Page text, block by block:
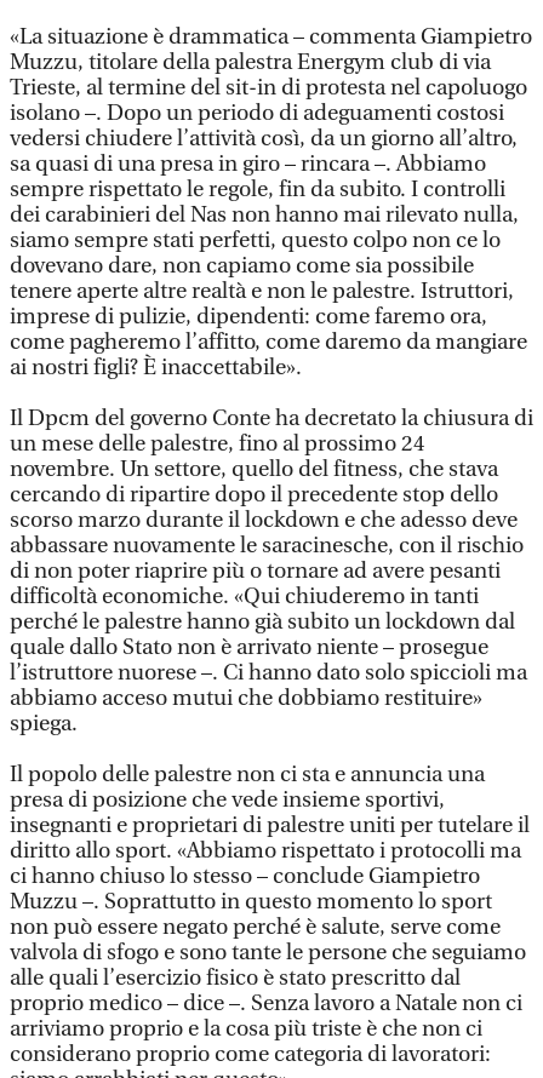
«La situazione è drammatica – commenta Giampietro
Muzzu, titolare della palestra Energym club di via
Trieste, al termine del sit-in di protesta nel capoluogo
isolano –. Dopo un periodo di adeguamenti costosi
vedersi chiudere l’attività così, da un giorno all’altro,
sa quasi di una presa in giro – rincara –. Abbiamo
sempre rispettato le regole, fin da subito. I controlli
dei carabinieri del Nas non hanno mai rilevato nulla,
siamo sempre stati perfetti, questo colpo non ce lo
dovevano dare, non capiamo come sia possibile
tenere aperte altre realtà e non le palestre. Istruttori,
imprese di pulizie, dipendenti: come faremo ora,
come pagheremo l’affitto, come daremo da mangiare
ai nostri figli? È inaccettabile».
Il Dpcm del governo Conte ha decretato la chiusura di
un mese delle palestre, fino al prossimo 24
novembre. Un settore, quello del fitness, che stava
cercando di ripartire dopo il precedente stop dello
scorso marzo durante il lockdown e che adesso deve
abbassare nuovamente le saracinesche, con il rischio
di non poter riaprire più o tornare ad avere pesanti
difficoltà economiche. «Qui chiuderemo in tanti
perché le palestre hanno già subito un lockdown dal
quale dallo Stato non è arrivato niente – prosegue
l’istruttore nuorese –. Ci hanno dato solo spiccioli ma
abbiamo acceso mutui che dobbiamo restituire»
spiega.
Il popolo delle palestre non ci sta e annuncia una
presa di posizione che vede insieme sportivi,
insegnanti e proprietari di palestre uniti per tutelare il
diritto allo sport. «Abbiamo rispettato i protocolli ma
ci hanno chiuso lo stesso – conclude Giampietro
Muzzu –. Soprattutto in questo momento lo sport
non può essere negato perché è salute, serve come
valvola di sfogo e sono tante le persone che seguiamo
alle quali l’esercizio fisico è stato prescritto dal
proprio medico – dice –. Senza lavoro a Natale non ci
arriviamo proprio e la cosa più triste è che non ci
considerano proprio come categoria di lavoratori: